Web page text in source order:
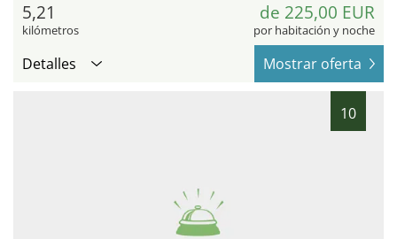
5,21
kilómetros
de 225,00 EUR
por habitación y noche
Detalles Mostrar oferta
10